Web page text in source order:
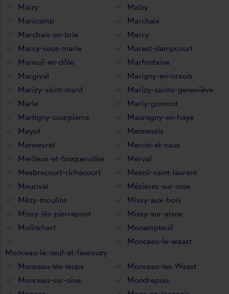
Maizy
Malzy
Manicamp
Marchais
Marchais-en-brie
Marcy
Marcy-sous-marle
Marest-dampcourt
Mareuil-en-dôle
Marfontaine
Margival
Marigny-en-orxois
Marizy-saint-mard
Marizy-sainte-geneviève
Marle
Marly-gomont
Martigny-courpierre
Mauregny-en-haye
Mayot
Mennessis
Mennevret
Mercin-et-vaux
Merlieux-et-fouquerolles
Merval
Mesbrecourt-richecourt
Mesnil-saint-laurent
Meurival
Mézières-sur-oise
Mézy-moulins
Missy-aux-bois
Missy-lès-pierrepont
Missy-sur-aisne
Molinchart
Monampteuil
Monceau-le-neuf-et-faucouzy
Monceau-le-waast
Monceau-lès-leups
Monceau-les-Waast
Monceau-sur-oise
Mondrepuis